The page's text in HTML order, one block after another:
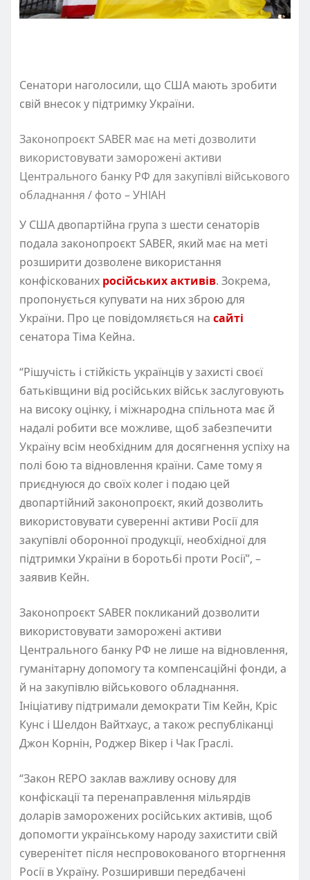
Сенатори наголосили, що США мають зробити
свій внесок у підтримку України.
Законопроєкт SABER має на меті дозволити
використовувати заморожені активи
Центрального банку РФ для закупівлі військового
обладнання / фото – УНІАН
У США двопартійна група з шести сенаторів
подала законопроєкт SABER, який має на меті
розширити дозволене використання
конфіскованих російських активів. Зокрема,
пропонується купувати на них зброю для
України. Про це повідомляється на сайті
сенатора Тіма Кейна.
“Рішучість і стійкість українців у захисті своєї
батьківщини від російських військ заслуговують
на високу оцінку, і міжнародна спільнота має й
надалі робити все можливе, щоб забезпечити
Україну всім необхідним для досягнення успіху на
полі бою та відновлення країни. Саме тому я
приєднуюся до своїх колег і подаю цей
двопартійний законопроєкт, який дозволить
використовувати суверенні активи Росії для
закупівлі оборонної продукції, необхідної для
підтримки України в боротьбі проти Росії”, –
заявив Кейн.
Законопроєкт SABER покликаний дозволити
використовувати заморожені активи
Центрального банку РФ не лише на відновлення,
гуманітарну допомогу та компенсаційні фонди, а
й на закупівлю військового обладнання.
Ініціативу підтримали демократи Тім Кейн, Кріс
Кунс і Шелдон Вайтхаус, а також республіканці
Джон Корнін, Роджер Вікер і Чак Граслі.
“Закон REPO заклав важливу основу для
конфіскації та перенаправлення мільярдів
доларів заморожених російських активів, щоб
допомогти українському народу захистити свій
суверенітет після неспровокованого вторгнення
Росії в Україну. Розширивши передбачені